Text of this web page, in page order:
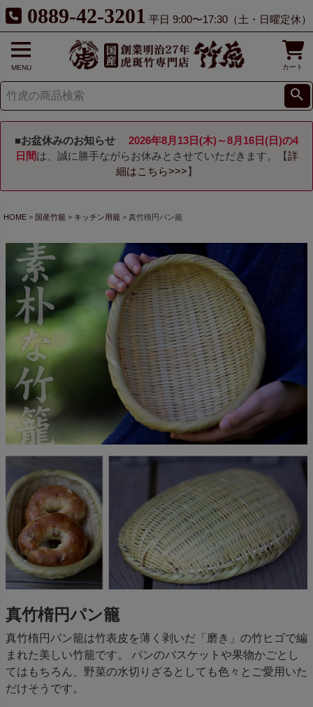
0889-42-3201 平日 9:00〜17:30（土・日曜定休）
MENU カート
■お盆休みのお知らせ
2026年8月13日(木)～8月16日(日)の4
日間は、誠に勝手ながらお休みとさせていただきます。【詳
細はこちら>>> 】
HOME 国産竹籠 キッチン用籠 真竹楕円パン籠
真竹楕円パン籠
真竹楕円パン籠は竹表皮を薄く剥いだ「磨き」の竹ヒゴで編
まれた美しい竹籠です。 パンのバスケットや果物かごとし
てはもちろん、野菜の水切りざるとしても色々とご愛用いた
だけそうです。